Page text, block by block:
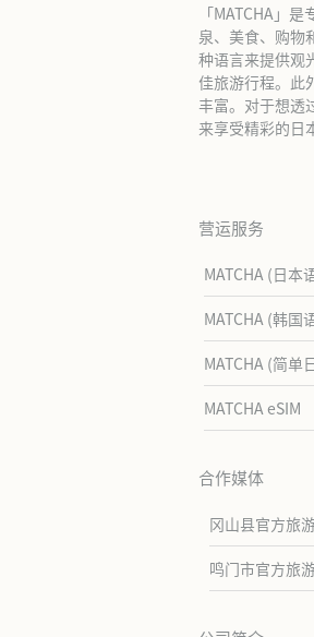
「MATCHA」
泉、美食、购物
种语言来提供观
佳旅游行程。此
丰富。对于想透
来享受精彩的日
营运服务
MATCHA (日本
MATCHA (韩国
MATCHA (简单
MATCHA eSIM
合作媒体
冈山县官方旅
鸣门市官方旅